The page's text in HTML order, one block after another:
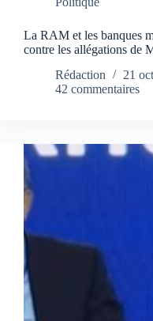
La RAM et les banques
contre les allégations de
Rédaction
21
42 commentaires